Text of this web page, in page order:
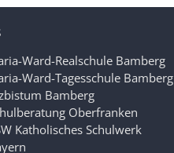
Ward-Realschule Bamberg
Ward-Tagesschule Bamberg
Bamberg
Oberfranken
Katholisches Schulwerk